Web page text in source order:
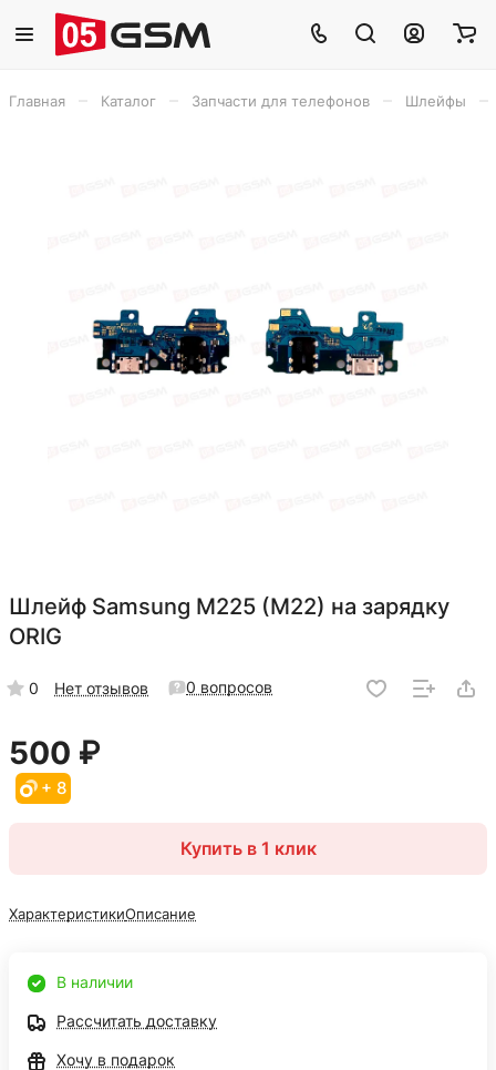
Главная Каталог Запчасти для телефонов Шлейфы
Шлейф Samsung M225 (M22) на зарядку
ORIG
0 Нет отзывов 0 вопросов
500 ₽
+ 8
Купить в 1 клик
ХарактеристикиОписание
В наличии
Рассчитать доставку
Хочу в подарок